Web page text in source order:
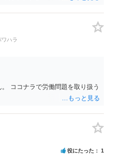
無効となる余地があり、そうで
ます。 ・契約前の修正交渉は一
。 ・弁護士に契約前に契約書の
類型が雇用か業務委託か、実態
金の算定根拠が合理的か、とい
りますが、修正余地があるう
確認されることをお勧めしま
発生する建付けになっているこ
金を課す設計は、合理性や対価
る場合は、実損害の範囲で請求
ワハラ
ココナラで労働問題を取り扱う
役にたった 1